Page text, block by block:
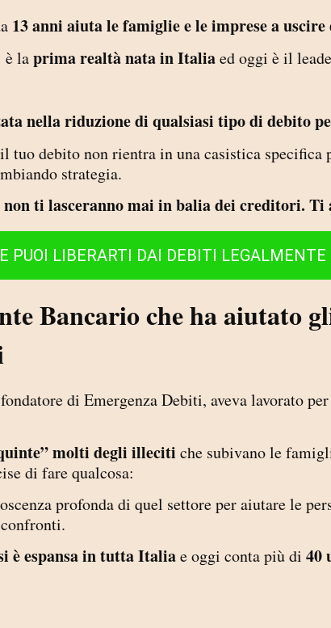
13 anni aiuta le famiglie e le imprese a
è laprima realtà nata in Italiaed oggi è il
nella riduzione di qualsiasi tipo di debito
tuo debito non rientra in una casistica specifica
strategia.
ti lasceranno mai in balia dei creditori. Ti
PUOI LIBERARTI DAI DEBITI LEGALMENTE
Bancario che ha aiutato
di Emergenza Debiti, aveva lavorato per
molti degli illeciti che subivano le
di fare qualcosa:
profonda di quel settore per aiutare le
è espansa in tutta Italiae oggi conta più di 40